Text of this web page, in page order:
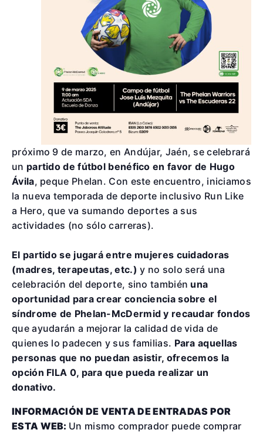
próximo 9 de marzo, en Andújar, Jaén, se celebrará
un partido de fútbol benéfico en favor de Hugo
Ávila, peque Phelan. Con este encuentro, iniciamos
la nueva temporada de deporte inclusivo Run Like
a Hero, que va sumando deportes a sus
actividades (no sólo carreras).
El partido se jugará entre mujeres cuidadoras
(madres, terapeutas, etc.)y no solo será una
celebración del deporte, sino también una
oportunidad para crear conciencia sobre el
síndrome de Phelan-McDermid y recaudar fondos
que ayudarán a mejorar la calidad de vida de
quienes lo padecen y sus familias. Para aquellas
personas que no puedan asistir, ofrecemos la
opción FILA 0, para que pueda realizar un
donativo.
INFORMACIÓN DE VENTA DE ENTRADAS POR
ESTA WEB: Un mismo comprador puede comprar